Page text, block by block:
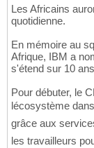
Les Africains
quotidienne.
En mémoire au
Afrique, IBM a
s'étend sur 10
Pour débuter, le
lécosystème
grâce aux
les travailleurs